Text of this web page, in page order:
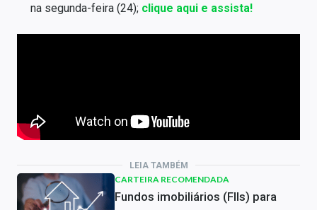
na segunda-feira (24); clique aqui e assista!
LEIA TAMBÉM
CARTEIRA RECOMENDADA
Fundos imobiliários (FIIs) para